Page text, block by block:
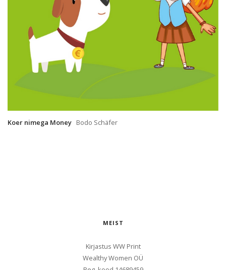
Koer nimega Money Bodo Schäfer
MEIST
Kirjastus WW Print
Wealthy Women OÜ